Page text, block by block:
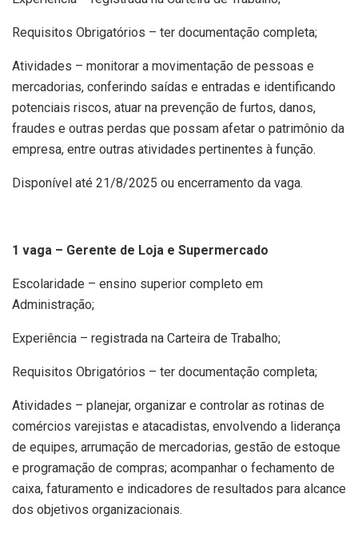
Requisitos Obrigatórios – ter documentação completa;
Atividades – monitorar a movimentação de pessoas e
mercadorias, conferindo saídas e entradas e identificando
potenciais riscos, atuar na prevenção de furtos, danos,
fraudes e outras perdas que possam afetar o patrimônio da
empresa, entre outras atividades pertinentes à função.
Disponível até 21/8/2025 ou encerramento da vaga.
1 vaga – Gerente de Loja e Supermercado
Escolaridade – ensino superior completo em
Administração;
Experiência – registrada na Carteira de Trabalho;
Requisitos Obrigatórios – ter documentação completa;
Atividades – planejar, organizar e controlar as rotinas de
comércios varejistas e atacadistas, envolvendo a liderança
de equipes, arrumação de mercadorias, gestão de estoque
e programação de compras; acompanhar o fechamento de
caixa, faturamento e indicadores de resultados para alcance
dos objetivos organizacionais.